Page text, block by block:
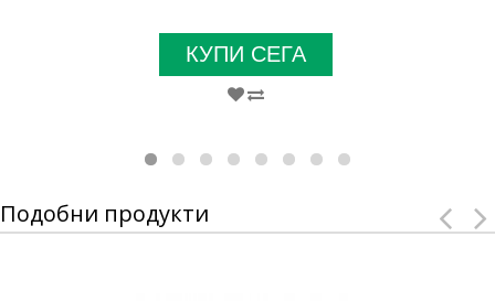
КУПИ СЕГА
Подобни продукти